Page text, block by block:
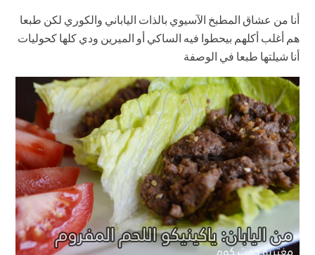
أنا من عشاق المطبخ الآسيوي بالذات الياباني والكوري لكن طبعا
هم أغلب أكلهم بيحطوا فيه الساكي أو الميرين ودي كلها كحوليات
أنا شيلتها طبعا في الوصفة